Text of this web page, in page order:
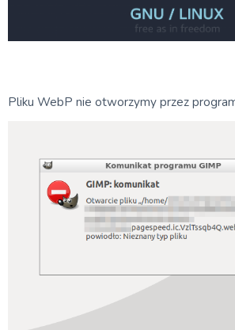
Pliku WebP nie otworzymy przez